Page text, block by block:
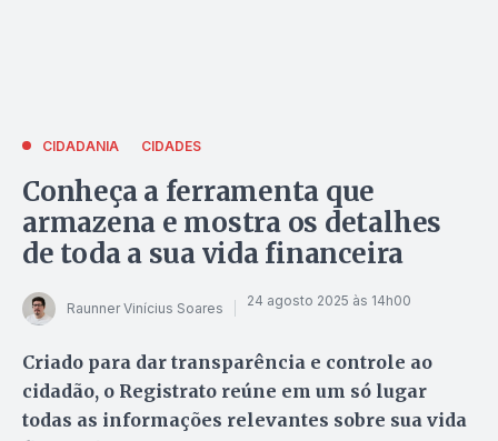
CIDADANIA CIDADES
Conheça a ferramenta que
armazena e mostra os detalhes
de toda a sua vida financeira
Raunner Vinícius Soares 24 agosto 2025 às 14h00
Criado para dar transparência e controle ao
cidadão, o Registrato reúne em um só lugar
todas as informações relevantes sobre sua vida